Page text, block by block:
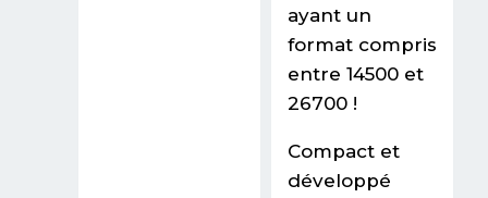
ayant un
format compris
entre 14500 et
26700 !
Compact et
développé